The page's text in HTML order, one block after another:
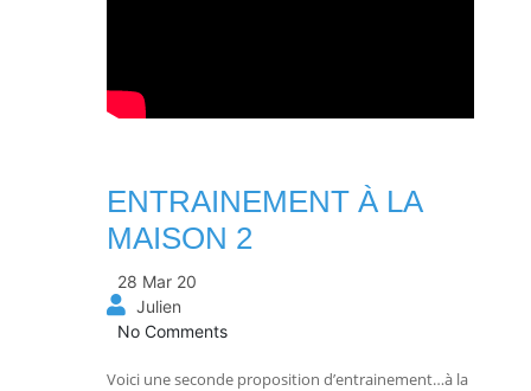
ENTRAINEMENT À LA
MAISON 2
28 Mar 20
Julien
No Comments
Voici une seconde proposition d’entrainement…à la